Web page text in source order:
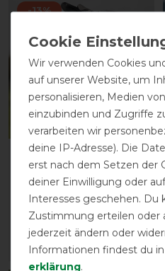
-13%
BUSSE Fliegenmaske FLY
GUARD II PLUS
20,85 € *
ARTIKEL MERKEN
Wir verwenden Cookies
auf unserer Website, um
personalisieren, Medien
einzubinden und Zugriffe
verarbeiten wir
deine IP-Adresse). Die
erst nach dem Setzen der
deiner Einwilligung oder
Interesses geschehen. Du
Zustimmung erteilen oder
jederzeit ändern oder
Informationen findest du
erklärung.